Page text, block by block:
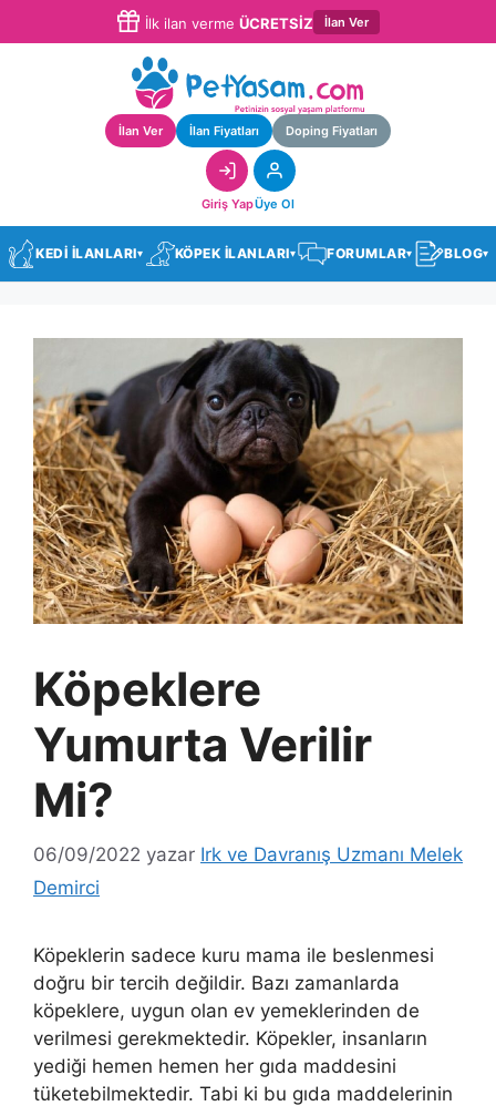
İlk ilan verme ÜCRETSİZ İlan Ver
İlan Ver İlan Fiyatları Doping Fiyatları
Giriş YapÜye Ol
KEDİ İLANLARI▾ KÖPEK İLANLARI▾ FORUMLAR▾ BLOG▾
Köpeklere
Yumurta Verilir
Mi?
06/09/2022 yazar Irk ve Davranış Uzmanı Melek
Demirci
Köpeklerin sadece kuru mama ile beslenmesi
doğru bir tercih değildir. Bazı zamanlarda
köpeklere, uygun olan ev yemeklerinden de
verilmesi gerekmektedir. Köpekler, insanların
yediği hemen hemen her gıda maddesini
tüketebilmektedir. Tabi ki bu gıda maddelerinin